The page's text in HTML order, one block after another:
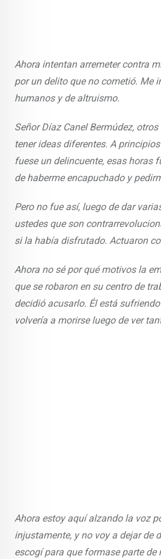
Ahora intentan arremeter contra
por un delito que no cometió. Me
humanos y de altruismo.
Señor Díaz Canel Bermúdez,
tener ideas diferentes. A
fuese un delincuente, esas horas
de haberme encapuchado y
Pero no fue así, luego de dar
ustedes que son
si la había disfrutado. Actuaron
Ahora no sé por qué motivos la
que se robaron en su centro de
decidió acusarlo. Él está
volvería a morirse luego de ver
Ahora estoy aquí alzando la voz
injustamente, y no voy a dejar de
escogí para que formase parte de